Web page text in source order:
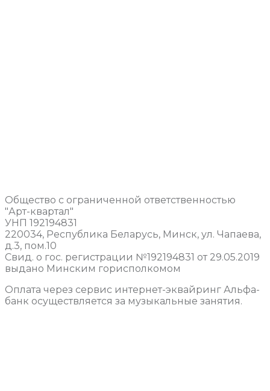
Общество с ограниченной ответственностью
"Арт-квартал"
УНП 192194831
220034, Республика Беларусь, Минск, ул. Чапаева,
д.3, пом.10
Свид. о гос. регистрации №192194831 от 29.05.2019
выдано Минским горисполкомом
Оплата через сервис интернет-эквайринг Альфа-
банк осуществляется за музыкальные занятия.